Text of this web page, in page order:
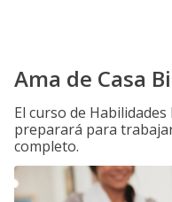
Ama de Casa
El curso de
preparará para
completo.